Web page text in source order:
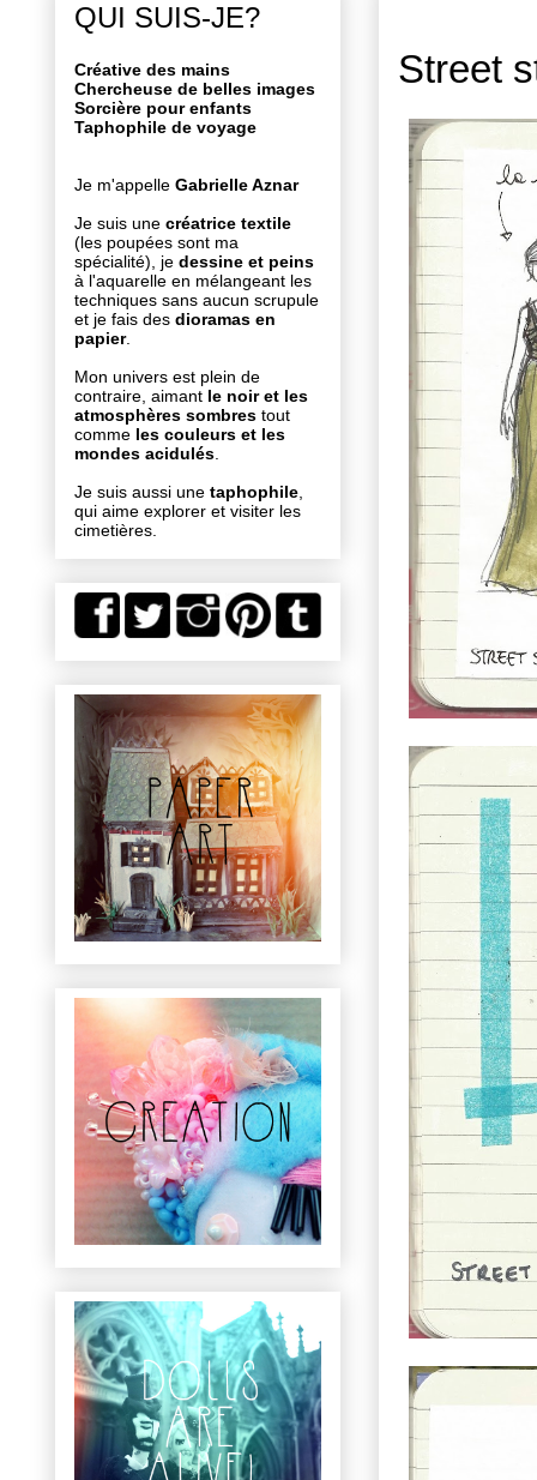
Street
QUI SUIS-JE?
Créative des mains
Chercheuse de belles images
Sorcière pour enfants
Taphophile de voyage
Je m'appelle Gabrielle Aznar
Je suis une créatrice textile
(les poupées sont ma
spécialité), je dessine et peins
à l'aquarelle en mélangeant les
techniques sans aucun scrupule
et je fais des dioramas en
papier.
Mon univers est plein de
contraire, aimant le noir et les
atmosphères sombres tout
comme les couleurs et les
mondes acidulés
Je suis aussi une taphophile
qui aime explorer et visiter les
cimetières.